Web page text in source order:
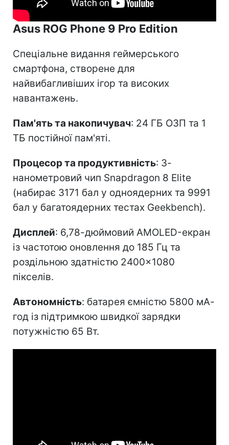
Asus ROG Phone 9 Pro Edition
Спеціальне видання геймерського
смартфона, створене для
найвибагливіших ігор та високих
навантажень.
Пам'ять та накопичувач: 24 ГБ ОЗП та 1
ТБ постійної пам'яті.
Процесор та продуктивність: 3-
нанометровий чип Snapdragon 8 Elite
(набирає 3171 бал у одноядерних та 9991
бал у багатоядерних тестах Geekbench).
Дисплей: 6,78-дюймовий AMOLED-екран
із частотою оновлення до 185 Гц та
роздільною здатністю 2400×1080
пікселів.
Автономність: батарея ємністю 5800 мА-
год із підтримкою швидкої зарядки
потужністю 65 Вт.